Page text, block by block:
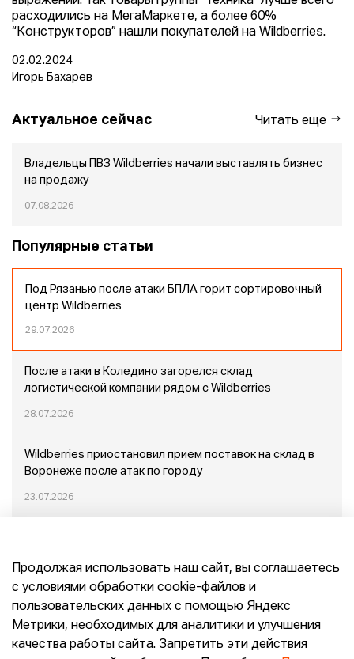
расходились на МегаМаркете, а более 60%
“Конструкторов” нашли покупателей на Wildberries.
02.02.2024
Игорь Бахарев
Актуальное сейчас Читать еще
Владельцы ПВЗ Wildberries начали выставлять бизнес
на продажу
07.08.2026
Популярные статьи
Под Рязанью после атаки БПЛА горит сортировочный
центр Wildberries
29.07.2026
После атаки в Коледино загорелся склад
логистической компании рядом с Wildberries
28.07.2026
Wildberries приостановил прием поставок на склад в
Воронеже после атак по городу
23.07.2026
Конец эпохи маркетплейсов: прогнозы сооснователя
Mr.Doors Максима Валецкого
Продолжая использовать наш сайт, вы соглашаетесь
с условиями обработки cookie-файлов и
пользовательских данных с помощью Яндекс
Метрики, необходимых для аналитики и улучшения
качества работы сайта. Запретить эти действия